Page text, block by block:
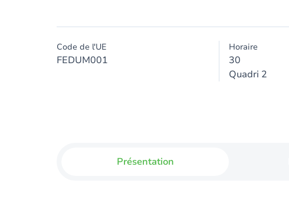
Code de l'UE
FEDUM001
Horaire
30
Quadri 2
Présentation